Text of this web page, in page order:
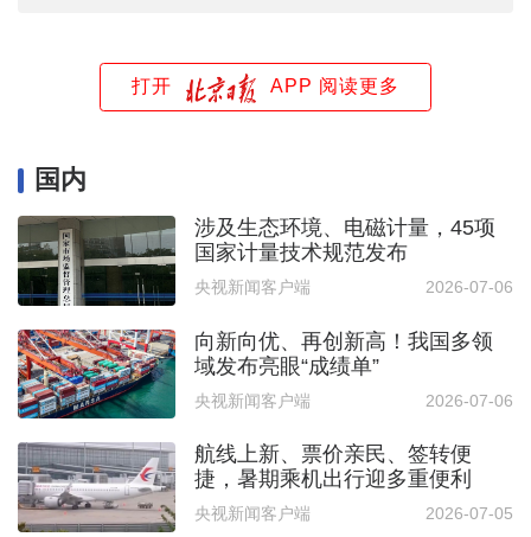
打开 APP 阅读更多
国内
涉及生态环境、电磁计量，45项
国家计量技术规范发布
央视新闻客户端 2026-07-06
向新向优、再创新高！我国多领
域发布亮眼“成绩单”
央视新闻客户端 2026-07-06
航线上新、票价亲民、签转便
捷，暑期乘机出行迎多重便利
央视新闻客户端 2026-07-05